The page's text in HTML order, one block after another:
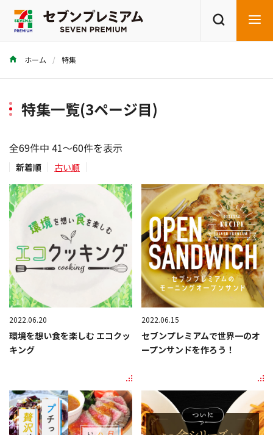
商品を探す
ホーム 特集
特集一覧(3ページ目)
全69件中 41～60件を表示
新着順 古い順
2022.06.20
環境を想い食を楽しむ エコクッ
キング
2022.06.15
セブンプレミアムで世界一のオ
ープンサンドを作ろう！